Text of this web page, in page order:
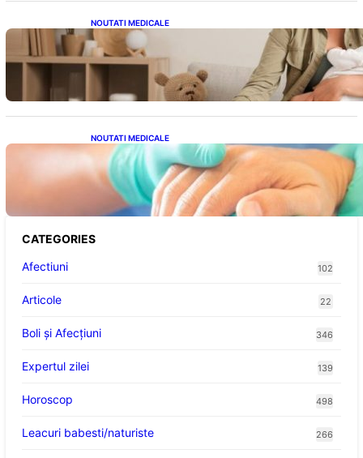
NOUTATI MEDICALE
Compararea pompelor de sân electrice și
manuale: Alegerea ideală pentru mamele
moderne
NOUTATI MEDICALE
Ghid complet pentru operația gratuită a
mâinii în sistemul public de sănătate: pași,
avantaje și recuperare
CATEGORIES
Afectiuni
102
Articole 22
Boli și Afecțiuni 346
Expertul zilei 139
Horoscop 498
Leacuri babesti/naturiste 266